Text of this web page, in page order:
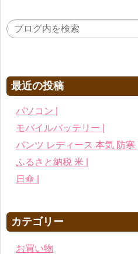
最近の投稿
パソコン |
モバイルバッテリー |
パンツ レディース 本気 防寒 |
ふるさと納税 米 |
日傘 |
カテゴリー
お買い物